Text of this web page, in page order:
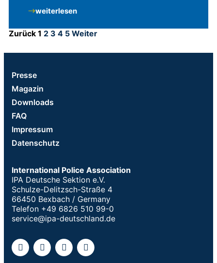
weiterlesen
Zurück 1 2 3 4 5 Weiter
Presse
Magazin
Downloads
FAQ
Impressum
Datenschutz
International Police Association
IPA Deutsche Sektion e.V.
Schulze-Delitzsch-Straße 4
66450 Bexbach / Germany
Telefon +49 6826 510 99-0
service@ipa-deutschland.de